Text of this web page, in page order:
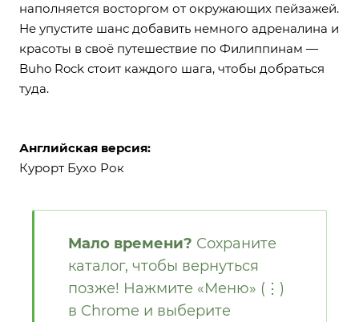
наполняется восторгом от окружающих пейзажей.
Не упустите шанс добавить немного адреналина и
красоты в своё путешествие по Филиппинам —
Buho Rock стоит каждого шага, чтобы добраться
туда.
Английская версия:
Курорт Бухо Рок
Мало времени? Сохраните
каталог, чтобы вернуться
позже! Нажмите «Меню» (⋮)
в Chrome и выберите